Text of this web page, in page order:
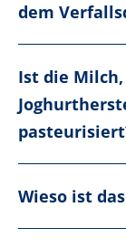
dem
Ist die
Wieso ist